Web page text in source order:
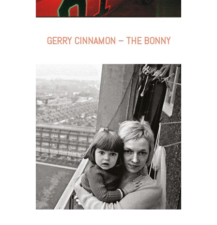
GERRY CINNAMON – THE BONNY